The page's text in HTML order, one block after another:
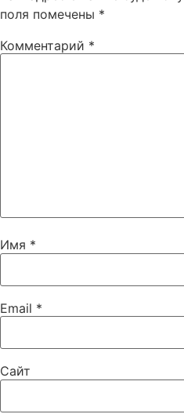
поля помечены *
Комментарий *
Имя *
Email *
Сайт